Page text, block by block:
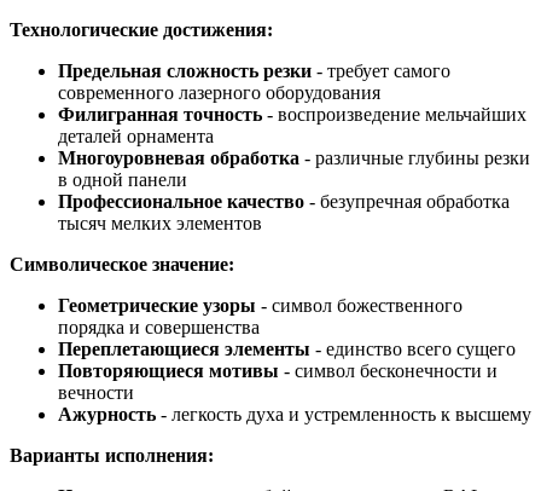
Технологические достижения:
Предельная сложность резки - требует самого
современного лазерного оборудования
Филигранная точность - воспроизведение мельчайших
деталей орнамента
Многоуровневая обработка - различные глубины резки
в одной панели
Профессиональное качество - безупречная обработка
тысяч мелких элементов
Символическое значение:
Геометрические узоры - символ божественного
порядка и совершенства
Переплетающиеся элементы - единство всего сущего
Повторяющиеся мотивы - символ бесконечности и
вечности
Ажурность - легкость духа и устремленность к высшему
Варианты исполнения: